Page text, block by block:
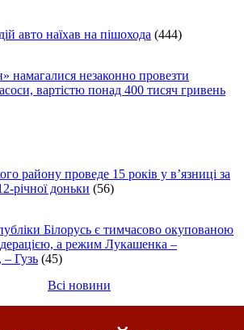
авто наїхав на пішохода (444)
намагалися незаконно провезти
вартістю понад 400 тисяч гривень
району проведе 15 років у в’язниці за
річної доньки (56)
Білорусь є тимчасово окупованою
а режим Лукашенка –
– Гузь (45)
Всі новини